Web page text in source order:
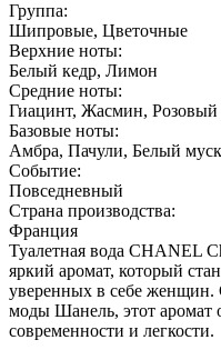
Группа:
Шипровые, Цветочные
Верхние ноты:
Белый кедр, Лимон
Средние ноты:
Гиацинт, Жасмин, Розовый
Базовые ноты:
Амбра, Пачули, Белый
Событие:
Повседневный
Страна производства:
Франция
Туалетная вода CHANEL
яркий аромат, который
уверенных в себе
моды Шанель, этот аромат
современности и легкости.